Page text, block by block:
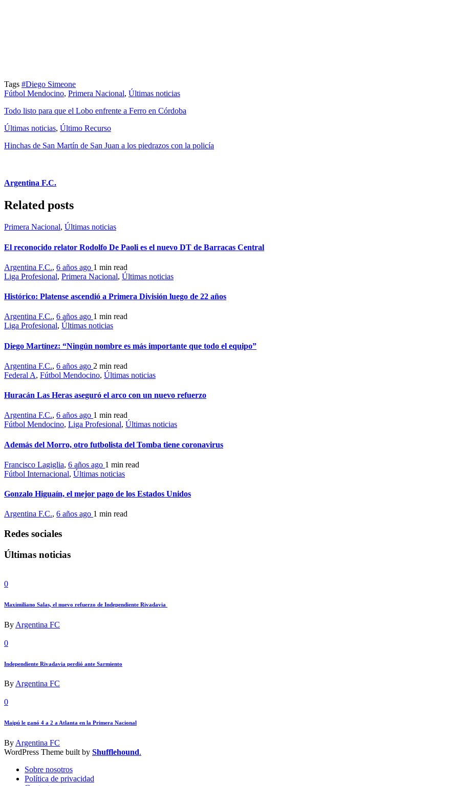
Tags #Diego Simeone
Fútbol Mendocino, Primera Nacional, Últimas noticias
Todo listo para que el Lobo enfrente a Ferro en Córdoba
Últimas noticias, Último Recurso
Hinchas de San Martín de San Juan a los piedrazos con la policía
Argentina F.C.
Related posts
Primera Nacional, Últimas noticias
El reconocido relator Rodolfo De Paoli es el nuevo DT de Barracas Central
Argentina F.C., 6 años ago 1 min read
Liga Profesional, Primera Nacional, Últimas noticias
Histórico: Platense ascendió a Primera División luego de 22 años
Argentina F.C., 6 años ago 1 min read
Liga Profesional, Últimas noticias
Diego Martínez: “Ningún nombre es más importante que todo el equipo”
Argentina F.C., 6 años ago 2 min read
Federal A, Fútbol Mendocino, Últimas noticias
Huracán Las Heras aseguró el arco con un nuevo refuerzo
Argentina F.C., 6 años ago 1 min read
Fútbol Mendocino, Liga Profesional, Últimas noticias
Además del Morro, otro futbolista del Tomba tiene coronavirus
Francisco Lagiglia, 6 años ago 1 min read
Fútbol Internacional, Últimas noticias
Gonzalo Higuaín, el mejor pago de los Estados Unidos
Argentina F.C., 6 años ago 1 min read
Redes sociales
Últimas noticias
0
Maximiliano Salas, el nuevo refuerzo de Independiente Rivadavia
By Argentina FC
0
Independiente Rivadavia perdió ante Sarmiento
ByArgentina FC
0
Maipú le ganó 4 a 2 a Atlanta en la Primera Nacional
ByArgentina FC
WordPress Theme built by Shufflehound.
Sobre nosotros
Política de privacidad